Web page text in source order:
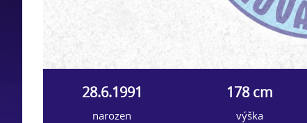
28.6.1991
narozen
178 cm
výška